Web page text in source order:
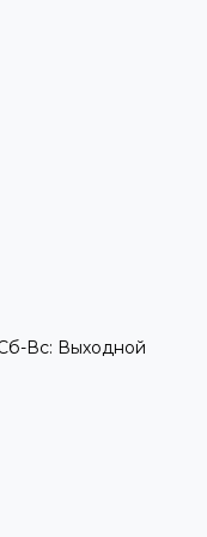
Вс: Выходной